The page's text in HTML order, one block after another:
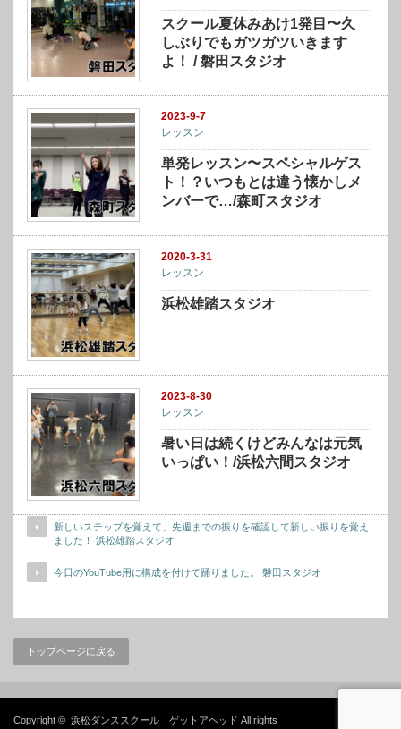
スクール夏休みあけ1発目〜久
しぶりでもガツガツいきます
よ！ / 磐田スタジオ
2023-9-7
レッスン
単発レッスン〜スペシャルゲス
ト！？いつもとは違う懐かしメ
ンバーで…/森町スタジオ
2020-3-31
レッスン
浜松雄踏スタジオ
2023-8-30
レッスン
暑い日は続くけどみんなは元気
いっぱい！/浜松六間スタジオ
新しいステップを覚えて、先週までの振りを確認して新しい振りを覚え
ました！ 浜松雄踏スタジオ
今日のYouTube用に構成を付けて踊りました。 磐田スタジオ
トップページに戻る
Copyright © 浜松ダンススクール ゲットアヘッド All rights